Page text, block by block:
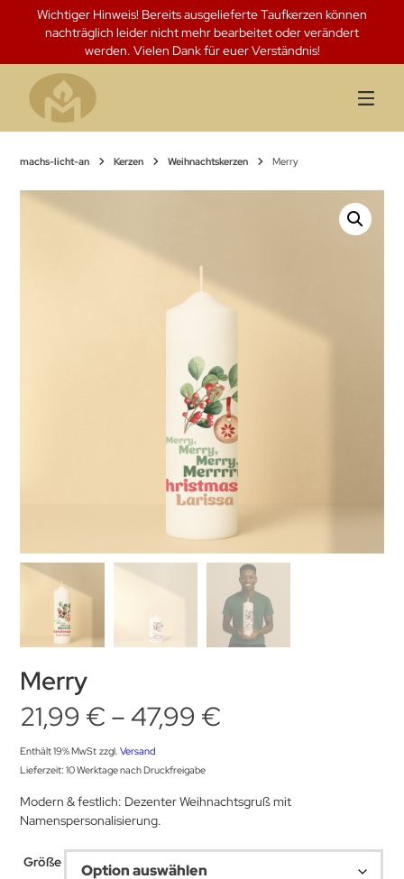
Springen
Inhalt
Wichtiger Hinweis! Bereits ausgelieferte Taufkerzen können
nachträglich leider nicht mehr bearbeitet oder verändert
werden. Vielen Dank für euer Verständnis!
machs-licht-an Kerzen Weihnachtskerzen Merry
Merry
21,99 € –47,99 €
bis
Enthält 19% MwSt zzgl.Versand
Lieferzeit: 10 Werktage nach Druckfreigabe
Modern & festlich: Dezenter Weihnachtsgruß mit
Namenspersonalisierung.
Größe